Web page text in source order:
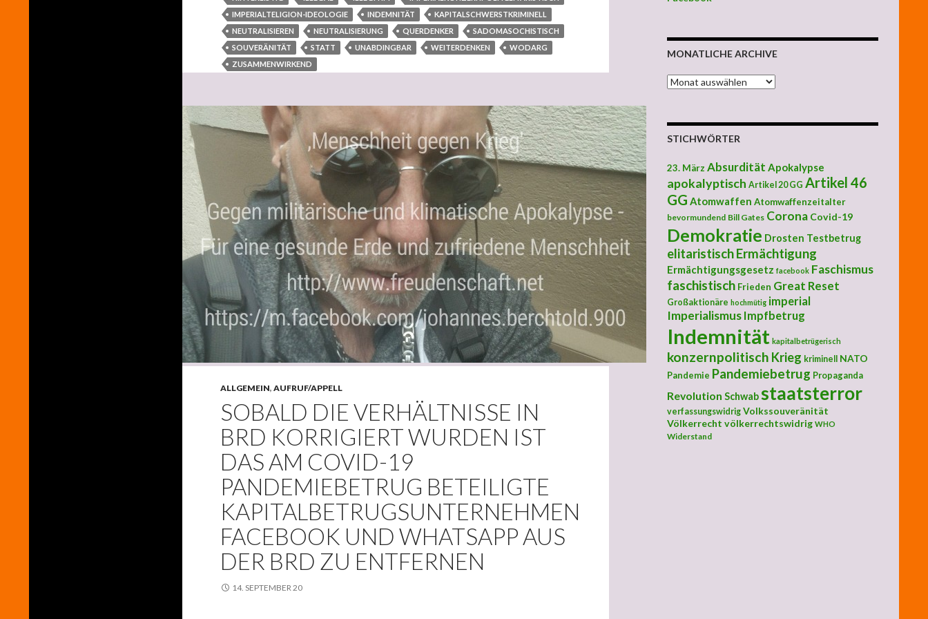
IMPERIALTELIGION-IDEOLOGIE
INDEMNITÄT
KAPITALSCHWERSTKRIMINELL
NEUTRALISIEREN
NEUTRALISIERUNG QUERDENKER
SADOMASOCHISTISCH
SOUVERÄNITÄT
STATT UNABDINGBAR WEITERDENKEN
WODARG
ZUSAMMENWIRKEND
ALLGEMEIN, AUFRUF/APPELL
SOBALD DIE VERHÄLTNISSE IN
BRD KORRIGIERT WURDEN IST
DAS AM COVID-19
PANDEMIEBETRUG BETEILIGTE
KAPITALBETRUGSUNTERNEHMEN
FACEBOOK UND WHATSAPP AUS
DER BRD ZU ENTFERNEN
14. SEPTEMBER 20
MONATLICHE ARCHIVE
MONATLICHE ARCHIVE
STICHWÖRTER
23. März Absurdität Apokalypse
apokalyptisch Artikel 20 GG Artikel 46
GG Atomwaffen Atomwaffenzeitalter
bevormundend Bill Gates Corona Covid-19
Demokratie Drosten Testbetrug
elitaristischErmächtigung
Ermächtigungsgesetz facebook Faschismus
faschistisch Frieden Great Reset
Großaktionäre hochmütig imperial
Imperialismus Impfbetrug
Indemnität kapitalbetrügerisch
konzernpolitisch Krieg kriminell
NATO
Pandemie Pandemiebetrug Propaganda
Revolution Schwabstaatsterror
verfassungswidrig Volkssouveränität
Völkerrecht völkerrechtswidrig WHO
Widerstand